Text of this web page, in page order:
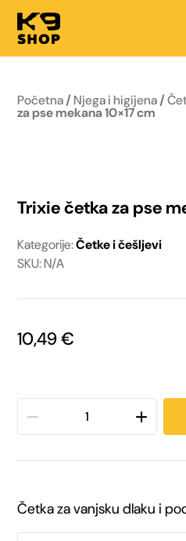
Početna/Njega i higijena/
za pse mekana 10×17 cm
Trixie četka za pse
Kategorije:Četke i češljevi
SKU: N/A
10,49€
Trixie
pse
Četka za vanjsku dlaku i